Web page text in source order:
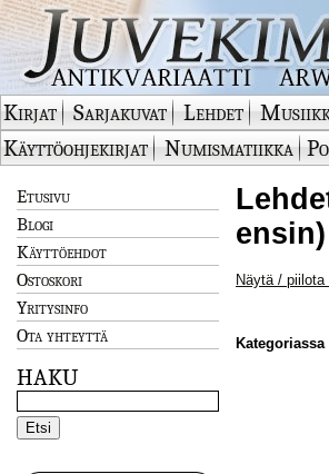
Kirjat Sarjakuvat Lehdet
Käyttöohjekirjat
Numismatiikka
Etusivu
Blogi
Käyttöehdot
Ostoskori
Yritysinfo
Ota yhteyttä
HAKU
ensin)
Näytä /